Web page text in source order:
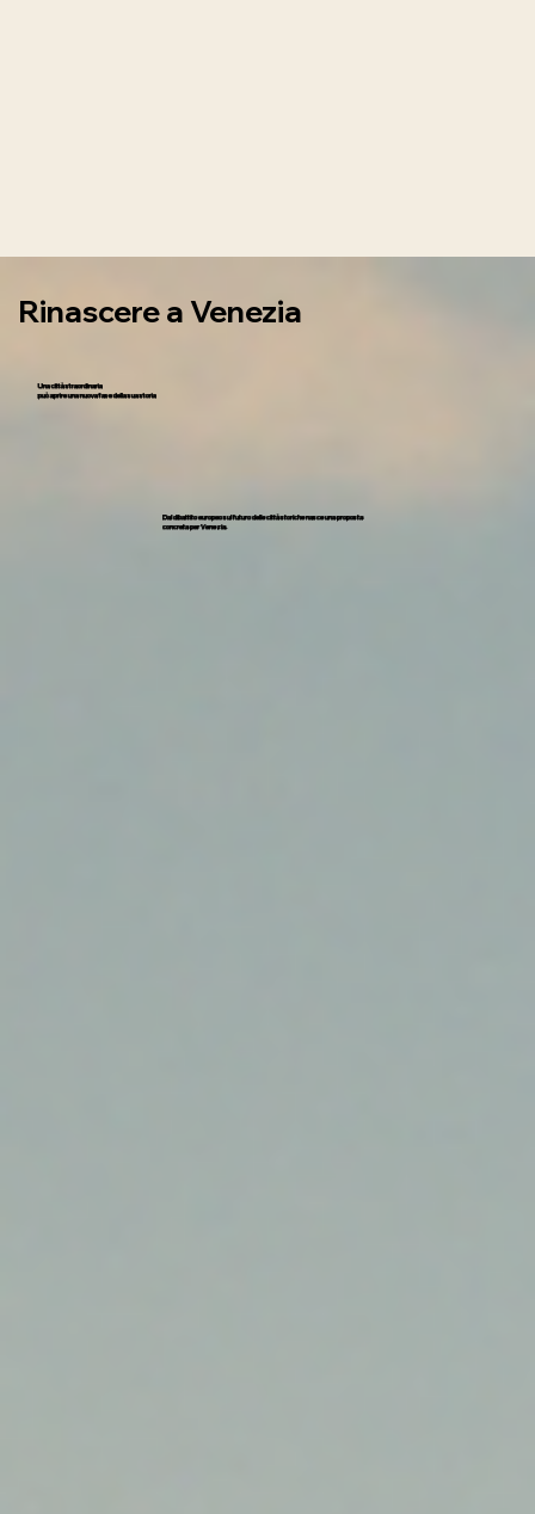
Rinascere a Venezia
Una città straordinaria
può aprire una nuova fase della sua storia
Dal dibattito europeo sul futuro delle città storiche nasce una proposta
concreta per Venezia.